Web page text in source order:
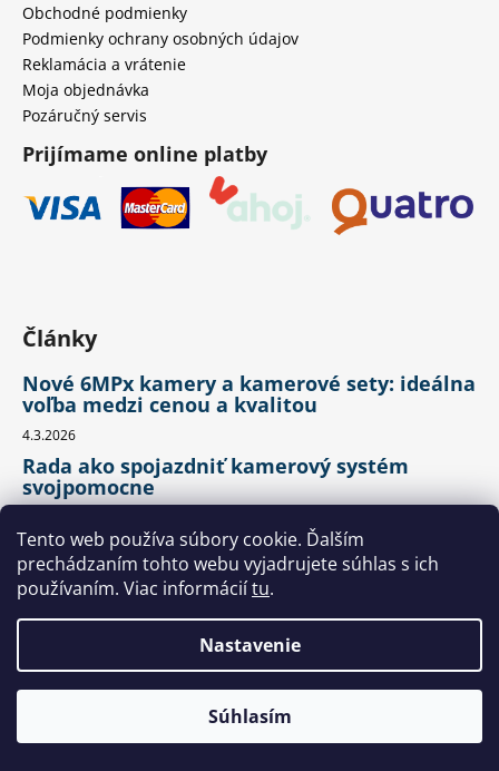
Tento web používa súbory cookie. Ďalším
prechádzaním tohto webu vyjadrujete súhlas s ich
používaním. Viac informáciítu.
Nastavenie
Súhlasím
Obchodné podmienky
Podmienky ochrany osobných údajov
Reklamácia a vrátenie
Moja objednávka
Pozáručný servis
Prijímame online platby
Články
Nové 6MPx kamery a kamerové sety: ideálna
voľba medzi cenou a kvalitou
4.3.2026
Rada ako spojazdniť kamerový systém
svojpomocne
Kamerové systémy s objektívom 2.88 mm -
výhody a využitie
22.7.2025
PoE: Všetko, čo potrebujete vedieť o
vzdialenosti a výkone
Elektrické mikrovýpadky a ich vplyv na